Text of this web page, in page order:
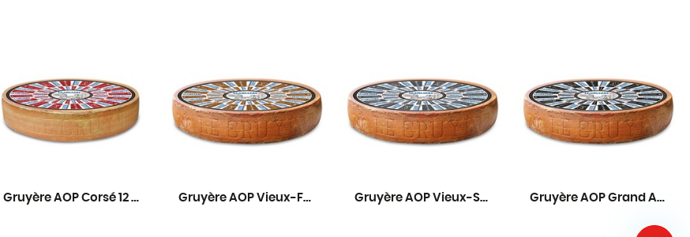
Gruyère AOP Corsé 12 mois Gruyère AOP Vieux-Fribourg 15 mois Gruyère AOP Vieux-Suisse 18 mois Gruyère AOP Grand Affinage 22 mois